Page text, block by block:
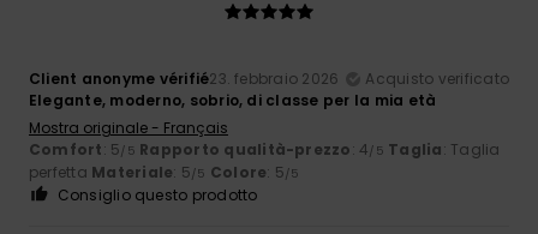
Client anonyme vérifié23. febbraio 2026
Acquisto verificato
Elegante, moderno, sobrio, di classe per la mia età
Mostra originale - Français
Comfort: 5/5 Rapporto qualità-prezzo: 4/5 Taglia: Taglia
perfetta Materiale: 5/5 Colore: 5/5
Consiglio questo prodotto